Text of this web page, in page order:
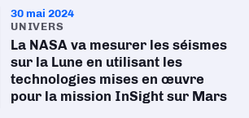
30 mai 2024
UNIVERS
La NASA va mesurer les séismes
sur la Lune en utilisant les
technologies mises en œuvre
pour la mission InSight sur Mars